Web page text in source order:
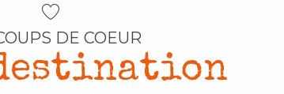
DE COEUR
destination